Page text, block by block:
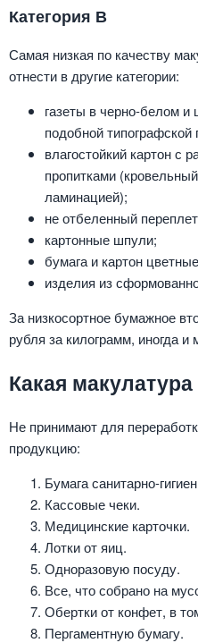
Категория В
Самая низкая по качеству
отнести в другие категории:
газеты в черно-белом и
подобной типографской
влагостойкий картон с
пропитками
ламинацией);
не отбеленный
картонные шпули;
бумага и картон
изделия из
За низкосортное бумажное
рубля за килограмм, иногда и
Какая
Не принимают для
продукцию:
Бумага санитарно-
Кассовые чеки.
Медицинские карточки.
Лотки от яиц.
Одноразовую посуду.
Все, что собрано на
Обертки от конфет, в
Пергаментную бумагу.